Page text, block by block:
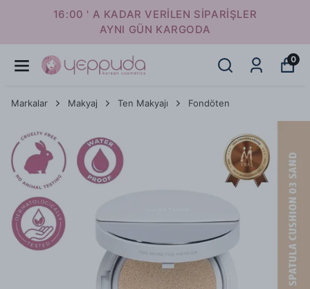
16:00 ' A KADAR VERİLEN SİPARİŞLER
AYNI GÜN KARGODA
0
Markalar Makyaj Ten Makyajı Fondöten